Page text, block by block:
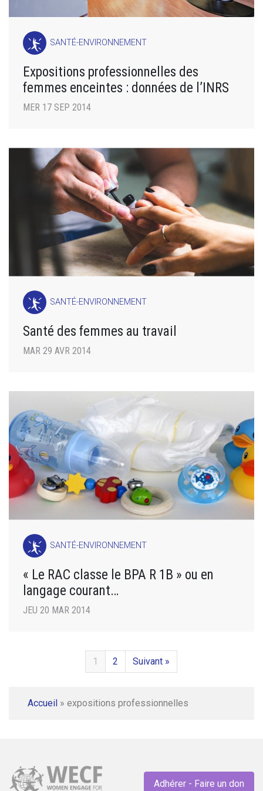
SANTÉ-ENVIRONNEMENT
Expositions professionnelles des
femmes enceintes : données de l’INRS
MER 17 SEP 2014
SANTÉ-ENVIRONNEMENT
Santé des femmes au travail
MAR 29 AVR 2014
SANTÉ-ENVIRONNEMENT
« Le RAC classe le BPA R 1B » ou en
langage courant…
JEU 20 MAR 2014
1 2 Suivant »
Accueil » expositions professionnelles
Adhérer - Faire un don